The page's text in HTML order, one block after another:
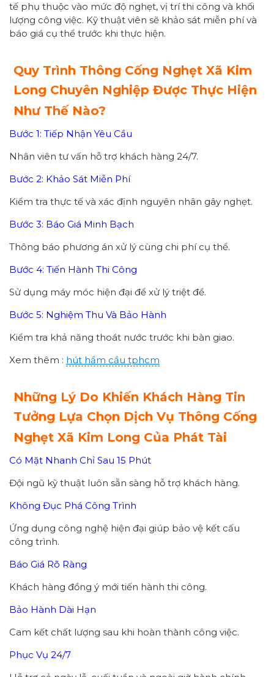
tế phụ thuộc vào mức độ nghẹt, vị trí thi công và khối
lượng công việc. Kỹ thuật viên sẽ khảo sát miễn phí và
báo giá cụ thể trước khi thực hiện.
Quy Trình Thông Cống Nghẹt Xã Kim
Long Chuyên Nghiệp Được Thực Hiện
Như Thế Nào?
Bước 1: Tiếp Nhận Yêu Cầu
Nhân viên tư vấn hỗ trợ khách hàng 24/7.
Bước 2: Khảo Sát Miễn Phí
Kiểm tra thực tế và xác định nguyên nhân gây nghẹt.
Bước 3: Báo Giá Minh Bạch
Thông báo phương án xử lý cùng chi phí cụ thể.
Bước 4: Tiến Hành Thi Công
Sử dụng máy móc hiện đại để xử lý triệt để.
Bước 5: Nghiệm Thu Và Bảo Hành
Kiểm tra khả năng thoát nước trước khi bàn giao.
Xem thêm : hút hầm cầu tphcm
Những Lý Do Khiến Khách Hàng Tin
Tưởng Lựa Chọn Dịch Vụ Thông Cống
Nghẹt Xã Kim Long Của Phát Tài
Có Mặt Nhanh Chỉ Sau 15 Phút
Đội ngũ kỹ thuật luôn sẵn sàng hỗ trợ khách hàng.
Không Đục Phá Công Trình
Ứng dụng công nghệ hiện đại giúp bảo vệ kết cấu
công trình.
Báo Giá Rõ Ràng
Khách hàng đồng ý mới tiến hành thi công.
Bảo Hành Dài Hạn
Cam kết chất lượng sau khi hoàn thành công việc.
Phục Vụ 24/7